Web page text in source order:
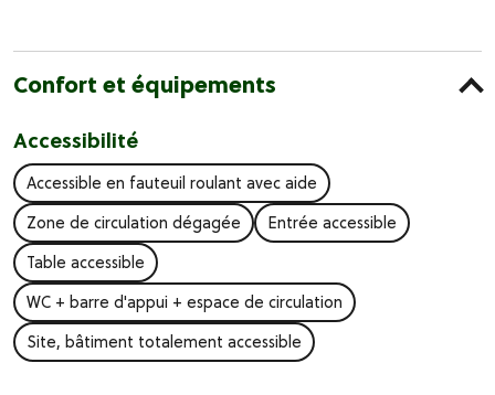
Confort et équipements
Accessibilité
Accessible en fauteuil roulant avec aide
Zone de circulation dégagée
Entrée accessible
Table accessible
WC + barre d'appui + espace de circulation
Site, bâtiment totalement accessible